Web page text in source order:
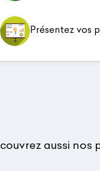
Présentez vos
aussi nos